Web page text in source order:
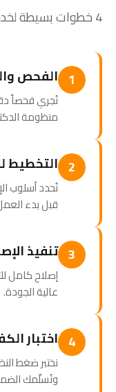
4 خطوات بسيطة لخدمتك في الأندلس بسرعة واحترافية
1 الفحص
نُجري فحصاً
منظومة
2 التخطيط
نُحدد أسلوب
قبل بدء
3 تنفيذ
إصلاح كامل
عالية الجودة.
4 اختبار
نختبر ضغط
ونُسلّمك